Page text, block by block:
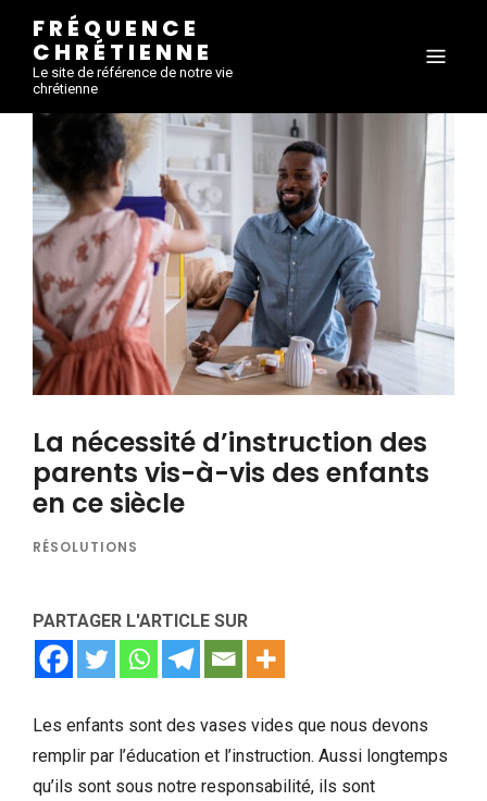
FRÉQUENCE
CHRÉTIENNE
Le site de référence de notre vie
chrétienne
La nécessité d’instruction des
parents vis-à-vis des enfants
en ce siècle
RÉSOLUTIONS
PARTAGER L'ARTICLE SUR
Les enfants sont des vases vides que nous devons
remplir par l’éducation et l’instruction. Aussi longtemps
qu’ils sont sous notre responsabilité, ils sont